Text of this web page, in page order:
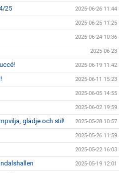
25 2025-06-26 11:44
2025-06-25 11:25
2025-06-24 10:36
2025-06-23
2025-06-19 11:42
2025-06-11 15:23
2025-06-05 14:55
2025-06-02 19:59
glädje och stil! 2025-05-28 10:57
2025-05-26 11:59
2025-05-22 16:03
2025-05-19 12:01